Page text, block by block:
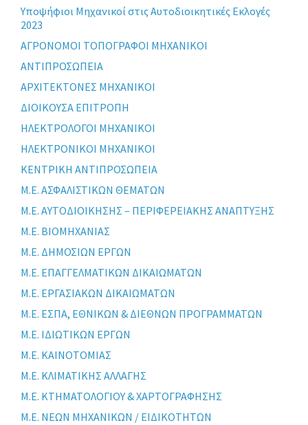
Yποψήφιοι Μηχανικοί στις Αυτοδιοικητικές Εκλογές
2023
ΑΓΡΟΝΟΜΟΙ ΤΟΠΟΓΡΑΦΟΙ ΜΗΧΑΝΙΚΟΙ
ΑΝΤΙΠΡΟΣΩΠΕΙΑ
ΑΡΧΙΤΕΚΤΟΝΕΣ ΜΗΧΑΝΙΚΟΙ
ΔΙΟΙΚΟΥΣΑ ΕΠΙΤΡΟΠΗ
ΗΛΕΚΤΡΟΛΟΓΟΙ ΜΗΧΑΝΙΚΟΙ
ΗΛΕΚΤΡΟΝΙΚΟΙ ΜΗΧΑΝΙΚΟΙ
ΚΕΝΤΡΙΚΗ ΑΝΤΙΠΡΟΣΩΠΕΙΑ
Μ.Ε. ΑΣΦΑΛΙΣΤΙΚΩΝ ΘΕΜΑΤΩΝ
Μ.Ε. ΑΥΤΟΔΙΟΙΚΗΣΗΣ – ΠΕΡΙΦΕΡΕΙΑΚΗΣ ΑΝΑΠΤΥΞΗΣ
Μ.Ε. ΒΙΟΜΗΧΑΝΙΑΣ
Μ.Ε. ΔΗΜΟΣΙΩΝ ΕΡΓΩΝ
Μ.Ε. ΕΠΑΓΓΕΛΜΑΤΙΚΩΝ ΔΙΚΑΙΩΜΑΤΩΝ
Μ.Ε. ΕΡΓΑΣΙΑΚΩΝ ΔΙΚΑΙΩΜΑΤΩΝ
Μ.Ε. ΕΣΠΑ, ΕΘΝΙΚΩΝ & ΔΙΕΘΝΩΝ ΠΡΟΓΡΑΜΜΑΤΩΝ
Μ.Ε. ΙΔΙΩΤΙΚΩΝ ΕΡΓΩΝ
Μ.Ε. ΚΑΙΝΟΤΟΜΙΑΣ
Μ.Ε. ΚΛΙΜΑΤΙΚΗΣ ΑΛΛΑΓΗΣ
Μ.Ε. ΚΤΗΜΑΤΟΛΟΓΙΟΥ & ΧΑΡΤΟΓΡΑΦΗΣΗΣ
Μ.Ε. ΝΕΩΝ ΜΗΧΑΝΙΚΩΝ / ΕΙΔΙΚΟΤΗΤΩΝ